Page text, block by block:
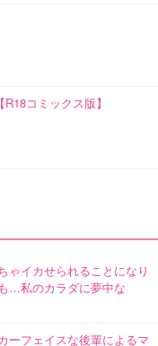
コミックス版】
ゃイカせられることになり
…私のカラダに夢中な
ーフェイスな後輩によるマ